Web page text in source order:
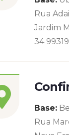
Rua
Jardim
34
Base:
Rua